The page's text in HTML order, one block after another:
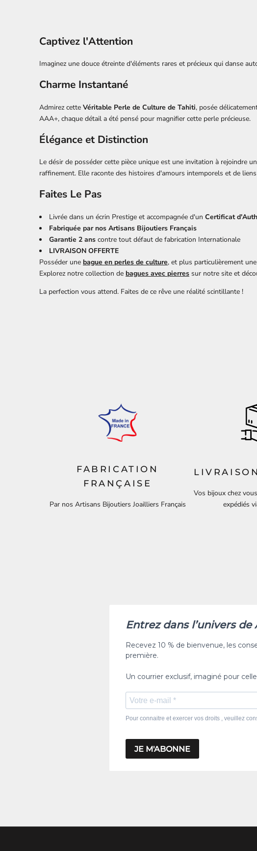
Captivez l'Attention
Imaginez une douce étreinte d'éléments rares et précieux qui danse
Charme Instantané
Admirez cette Véritable Perle de Culture de Tahiti, posée
AAA+, chaque détail a été pensé pour magnifier cette perle précieuse.
Élégance et Distinction
Le désir de posséder cette pièce unique est une invitation à rejoindre
raffinement. Elle raconte des histoires d'amours intemporels et de
Faites Le Pas
Livrée dans un écrin Prestige et accompagnée d'un Certificat
Fabriquée par nos Artisans Bijoutiers Français
Garantie 2 ans contre tout défaut de fabrication Internationale
LIVRAISON OFFERTE
Posséder une bague en perles de culture, et plus particulièrement une
Explorez notre collection de bagues avec pierres sur notre site et
La perfection vous attend. Faites de ce rêve une réalité scintillante !
FABRICATION
FRANÇAISE
Par nos Artisans Bijoutiers Joailliers Français
Vos bijoux chez
expédiés
Entrez dans l’univers
Recevez 10 % de bienvenue, les
première.
Un courrier exclusif, imaginé pour
Pour connaitre et exercer vos droits , veuillez
JE M'ABONNE